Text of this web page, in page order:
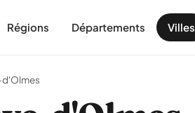
Régions Départements Villes